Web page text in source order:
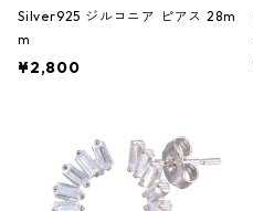
Silver925 ジルコニア ピアス 28m
m
¥2,800